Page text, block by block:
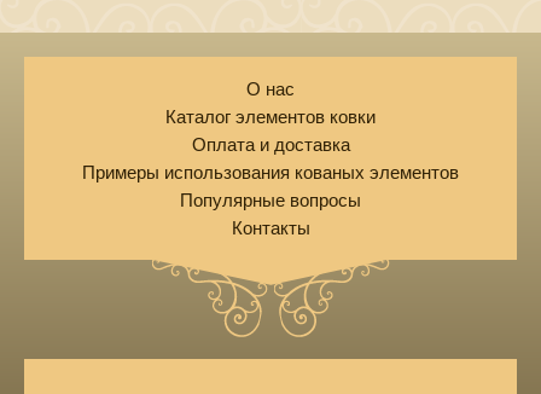
О нас
Каталог элементов ковки
Оплата и доставка
Примеры использования кованых элементов
Популярные вопросы
Контакты